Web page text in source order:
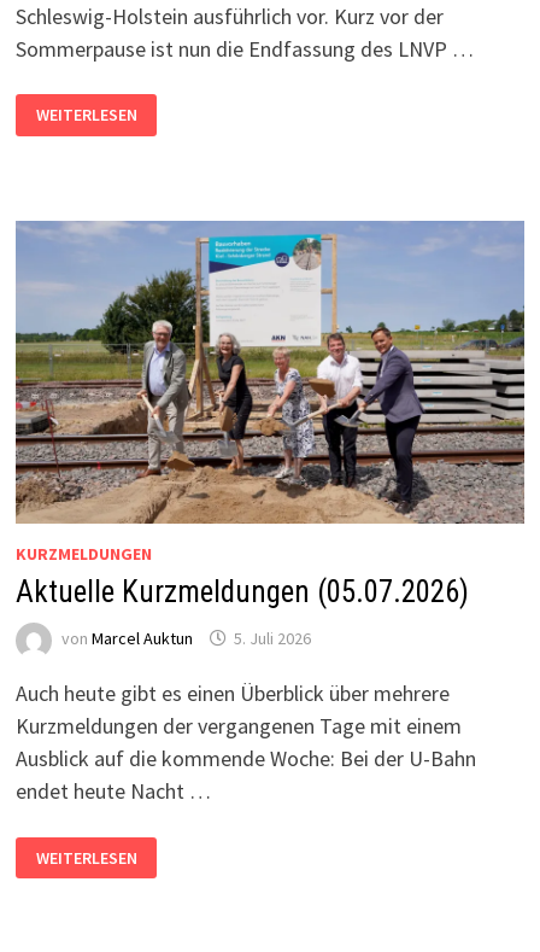
Schleswig-Holstein ausführlich vor. Kurz vor der
Sommerpause ist nun die Endfassung des LNVP …
NAHVERKEHRSPLAN
2027-
VERÖFFENTLICHT
WEITERLESEN
KURZMELDUNGEN
Aktuelle Kurzmeldungen (05.07.2026)
von Marcel Auktun 5. Juli 2026
Auch heute gibt es einen Überblick über mehrere
Kurzmeldungen der vergangenen Tage mit einem
Ausblick auf die kommende Woche: Bei der U-Bahn
endet heute Nacht …
KURZMELDUNGEN
(05.07.2026)
WEITERLESEN